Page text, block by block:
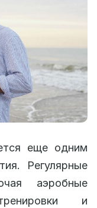
еще одним
Регулярные
аэробные
и